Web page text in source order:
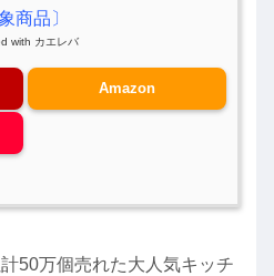
商品〕
with カエレバ
Amazon
50万個売れた大人気キッチ